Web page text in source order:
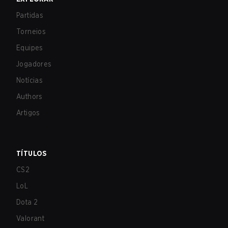
Partidas
Torneios
Equipes
Jogadores
Notícias
Authors
Artigos
TÍTULOS
CS2
LoL
Dota 2
Valorant